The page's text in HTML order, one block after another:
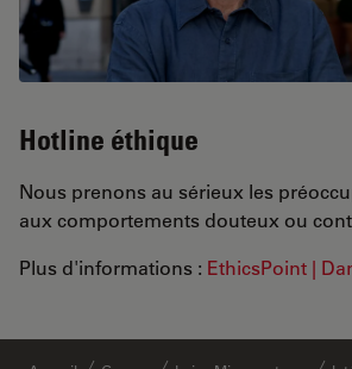
Hotline éthique
Nous prenons au sérieux les
aux comportements douteux ou
Plus d'informations : EthicsPoint |